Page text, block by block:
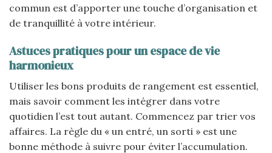
commun est d’apporter une touche d’organisation et
de tranquillité à votre intérieur.
Astuces pratiques pour un espace de vie
harmonieux
Utiliser les bons produits de rangement est essentiel,
mais savoir comment les intégrer dans votre
quotidien l’est tout autant. Commencez par trier vos
affaires. La règle du « un entré, un sorti » est une
bonne méthode à suivre pour éviter l’accumulation.